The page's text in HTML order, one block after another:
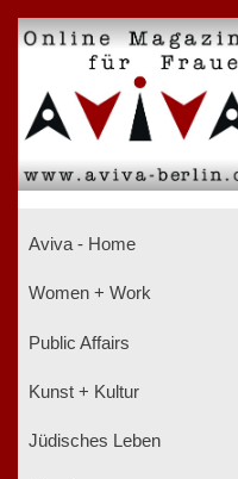
Aviva - Home
Women + Work
Public Affairs
Kunst + Kultur
Jüdisches Leben